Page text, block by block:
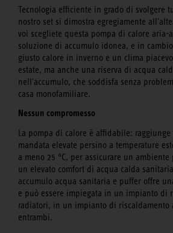
Tecnologia efficiente in grado di svolgere
nostro set si dimostra egregiamente
voi scegliete questa pompa di calore aria-
soluzione di accumulo idonea, e in
giusto calore in inverno e un clima
estate, ma anche una riserva di acqua
nell'accumulo, che soddisfa senza
casa monofamiliare.
Nessun compromesso
La pompa di calore è affidabile:
mandata elevate persino a temperature
a meno 25 °C, per assicurare un
un elevato comfort di acqua calda
accumulo acqua sanitaria e puffer offre
e può essere impiegata in un impianto di
radiatori, in un impianto di riscaldamento
entrambi.